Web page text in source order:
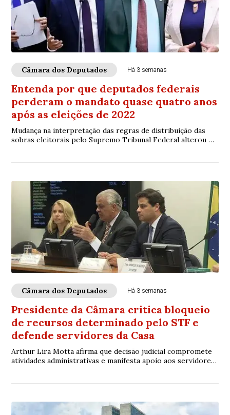
Câmara dos Deputados Há 3 semanas
Entenda por que deputados federais
perderam o mandato quase quatro anos
após as eleições de 2022
Mudança na interpretação das regras de distribuição das
sobras eleitorais pelo Supremo Tribunal Federal alterou o
Câmara dos Deputados Há 3 semanas
Presidente da Câmara critica bloqueio
de recursos determinado pelo STF e
defende servidores da Casa
Arthur Lira Motta afirma que decisão judicial compromete
atividades administrativas e manifesta apoio aos servidores